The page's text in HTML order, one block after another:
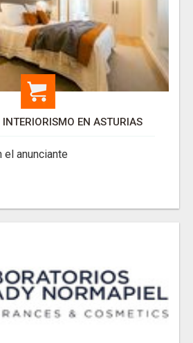
INTERIORISMO EN ASTURIAS
el anunciante